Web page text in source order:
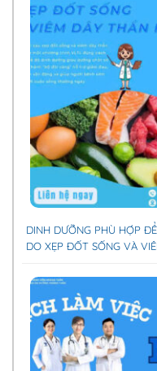
DINH DƯỠNG PHÙ HỢP
DO XẸP ĐỐT SỐNG VÀ